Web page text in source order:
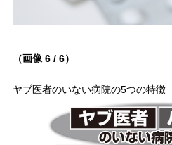
（画像 6 / 6）
ヤブ医者のいない病院の5つの特徴